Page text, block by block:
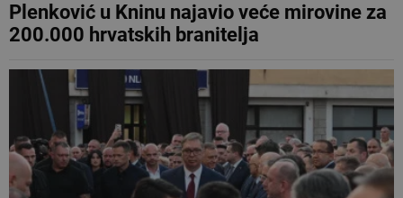
Plenković u Kninu najavio veće mirovine za
200.000 hrvatskih branitelja